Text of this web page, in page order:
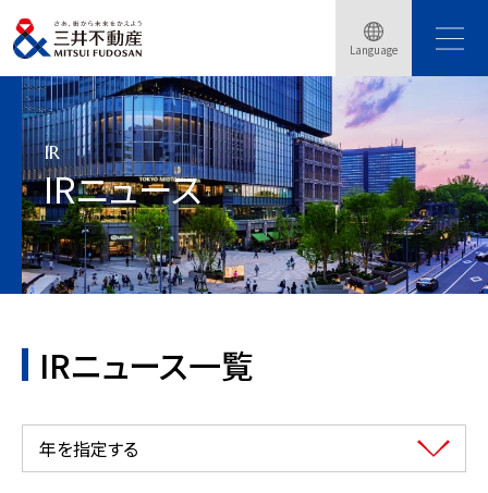
Language
トップページ 会社情報
IR
IRニュース
IRニュース一覧
年を指定する